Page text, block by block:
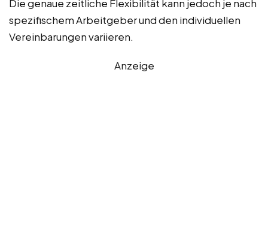
Die genaue zeitliche Flexibilität kann jedoch je nach
spezifischem Arbeitgeber und den individuellen
Vereinbarungen variieren.
Anzeige